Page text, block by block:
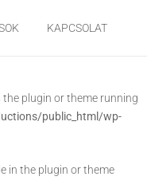
in the plugin or theme
plugin or theme running
public_html/wp-
in the plugin or theme
KAPCSOLAT